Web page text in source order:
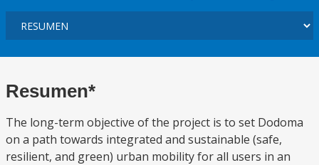
Resumen*
The long-term objective of the project is to set Dodoma
on a path towards integrated and sustainable (safe,
resilient, and green) urban mobility for all users in an